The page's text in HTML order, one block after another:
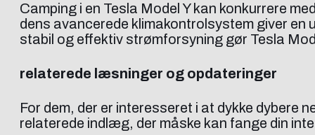
Camping i en Tesla Model Y kan konkurrere
dens avancerede klimakontrolsystem giver en
stabil og effektiv strømforsyning gør Tesla
relaterede læsninger og opdateringer
For dem, der er interesseret i at dykke dybere
relaterede indlæg, der måske kan fange din